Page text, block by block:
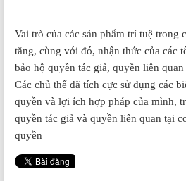
Vai trò của các sản phẩm trí tuệ trong
tăng, cùng với đó, nhận thức của các
bảo hộ quyền tác giả, quyền liên
Các chủ thể đã tích cực sử dụng các
quyền và lợi ích hợp pháp của mình,
quyền tác giả và quyền liên quan tại
quyền